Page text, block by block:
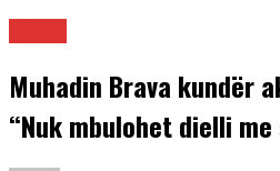
Muhadin Brava kundër
“Nuk mbulohet dielli me